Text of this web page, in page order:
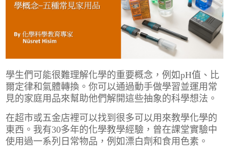
學生們可能很難理解化學的重要概念，例如pH值、比
爾定律和氣體轉換。你可以通過動手做學習並運用常
見的家庭用品來幫助他們解開這些抽象的科學想法。
在超市或五金店裡可以找到很多可以用來教學化學的
東西。我有30多年的化學教學經驗，曾在課堂實驗中
使用過一系列日常物品，例如漂白劑和食用色素。